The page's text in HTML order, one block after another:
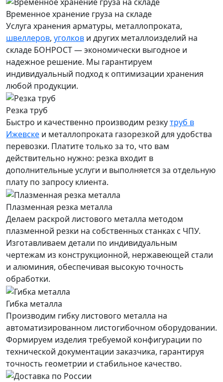
Временное хранение груза на складе
Услуга хранения арматуры, металлопроката,
швеллеров, уголков и других металлоизделий на
складе БОНРОСТ — экономически выгодное и
надежное решение. Мы гарантируем
индивидуальный подход к оптимизации хранения
любой продукции.
Резка труб
Быстро и качественно производим резкутруб в
Ижевске и металлопроката газорезкой для удобства
перевозки. Платите только за то, что вам
действительно нужно: резка входит в
дополнительные услуги и выполняется за отдельную
плату по запросу клиента.
Плазменная резка металла
Делаем раскрой листового металла методом
плазменной резки на собственных станках с ЧПУ.
Изготавливаем детали по индивидуальным
чертежам из конструкционной, нержавеющей стали
и алюминия, обеспечивая высокую точность
обработки.
Гибка металла
Производим гибку листового металла на
автоматизированном листогибочном оборудовании.
Формируем изделия требуемой конфигурации по
технической документации заказчика, гарантируя
точность геометрии и стабильное качество.